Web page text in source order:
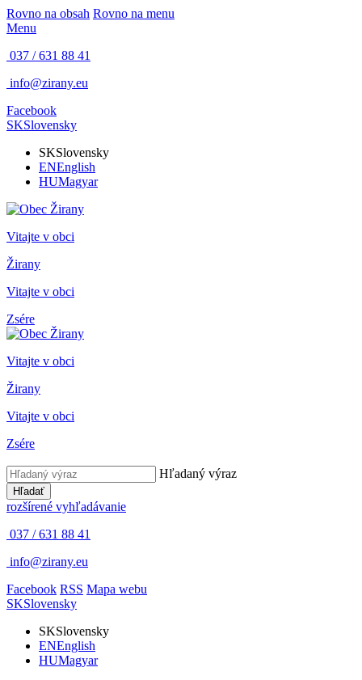
Rovno na obsah Rovno na menu
Menu
037 / 631 88 41
info@zirany.eu
Facebook
SKSlovensky
SKSlovensky
ENEnglish
HUMagyar
Vitajte v obci
Žirany
Vitajte v obci
Zsére
Vitajte v obci
Žirany
Vitajte v obci
Zsére
Hľadaný výraz
Hľadať
rozšírené vyhľadávanie
037 / 631 88 41
info@zirany.eu
Facebook RSS Mapa webu
SKSlovensky
SKSlovensky
ENEnglish
HUMagyar